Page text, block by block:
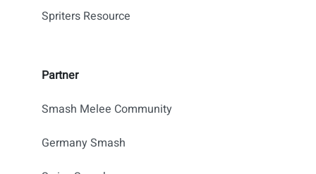
Spriters Resource
Partner
Smash Melee Community
Germany Smash